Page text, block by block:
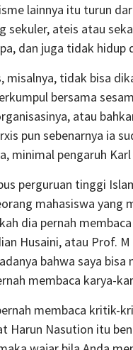
lainnya itu turun
sekuler, ateis atau
dan juga tidak hidup
misalnya, tidak bisa
bersama
atau
pun sebenarnya ia
minimal pengaruh Karl
perguruan tinggi
mahasiswa yang
dia pernah
Husaini, atau Prof.
bahwa saya
membaca karya-
membaca kritik-
Harun Nasution itu